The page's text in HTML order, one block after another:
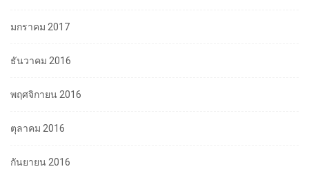
มกราคม 2017
ธันวาคม 2016
พฤศจิกายน 2016
ตุลาคม 2016
กันยายน 2016